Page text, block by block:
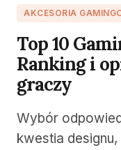
AKCESORIA
Top 10
Ranking i
graczy
Wybór
kwestia